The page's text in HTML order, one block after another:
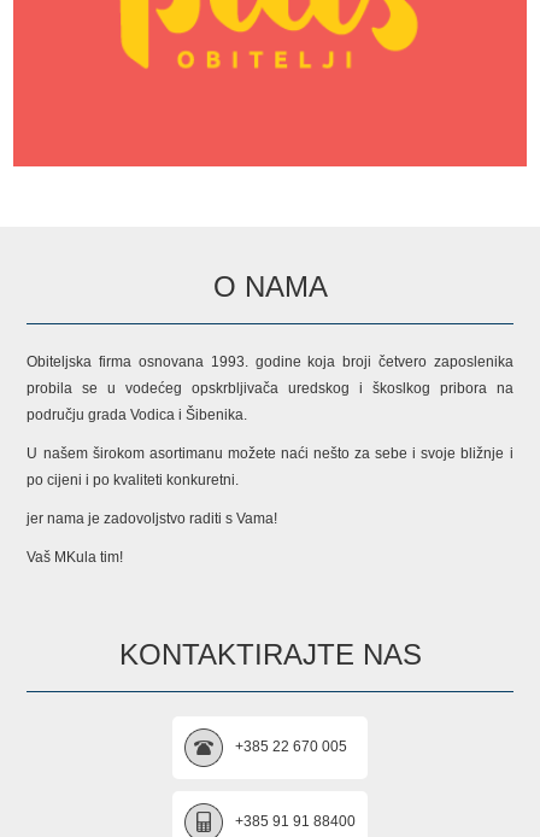
O NAMA
Obiteljska firma osnovana 1993. godine koja broji četvero zaposlenika
probila se u vodećeg opskrbljivača uredskog i škoslkog pribora na
području grada Vodica i Šibenika.
U našem širokom asortimanu možete naći nešto za sebe i svoje bližnje i
po cijeni i po kvaliteti konkuretni.
jer nama je zadovoljstvo raditi s Vama!
Vaš MKula tim!
KONTAKTIRAJTE NAS
+385 22 670 005
+385 91 91 88400